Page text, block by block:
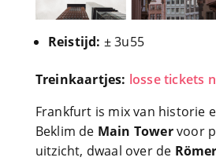
Reistijd: ± 3u55
Treinkaartjes: losse tickets
Frankfurt is mix van historie
Beklim de Main Towervoor
uitzicht, dwaal over de